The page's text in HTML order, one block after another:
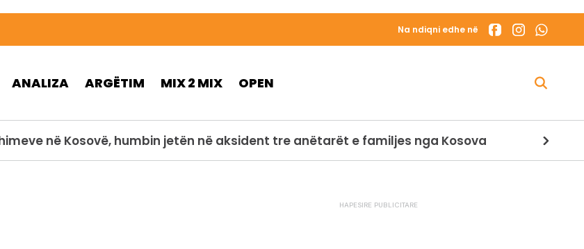
Na ndiqni edhe në
ANALIZA ARGËTIM MIX 2 MIX OPEN
në Kosovë, humbin jetën në aksident tre anëtarët e familjes nga Kosova